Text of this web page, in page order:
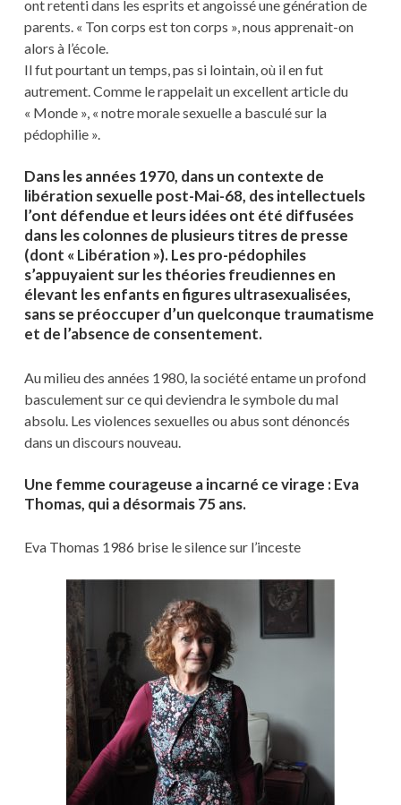
ont retenti dans les esprits et angoissé une génération de
parents. « Ton corps est ton corps », nous apprenait-on
alors à l’école.
Il fut pourtant un temps, pas si lointain, où il en fut
autrement. Comme le rappelait un excellent article du
« Monde », « notre morale sexuelle a basculé sur la
pédophilie ».
Dans les années 1970, dans un contexte de
libération sexuelle post-Mai-68, des intellectuels
l’ont défendue et leurs idées ont été diffusées
dans les colonnes de plusieurs titres de presse
(dont « Libération »). Les pro-pédophiles
s’appuyaient sur les théories freudiennes en
élevant les enfants en figures ultrasexualisées,
sans se préoccuper d’un quelconque traumatisme
et de l’absence de consentement.
Au milieu des années 1980, la société entame un profond
basculement sur ce qui deviendra le symbole du mal
absolu. Les violences sexuelles ou abus sont dénoncés
dans un discours nouveau.
Une femme courageuse a incarné ce virage : Eva
Thomas, qui a désormais 75 ans.
Eva Thomas 1986 brise le silence sur l’inceste